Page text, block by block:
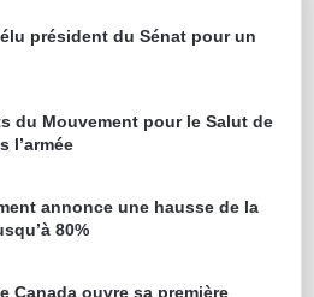
président du Sénat pour un
du Mouvement pour le Salut de
l’armée
annonce une hausse de la
80%
Canada ouvre sa première